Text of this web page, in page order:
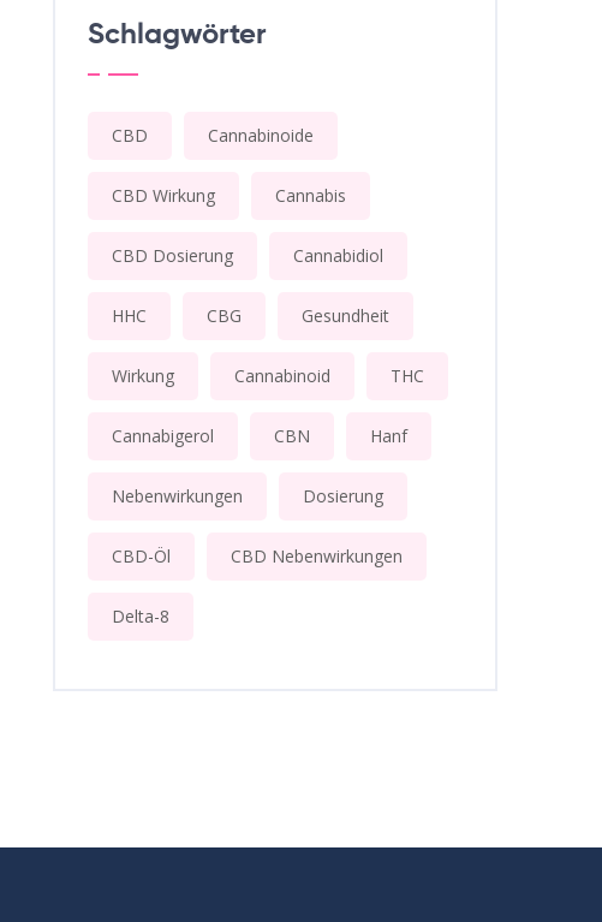
Schlagwörter
CBD Cannabinoide
CBD Wirkung Cannabis
CBD Dosierung Cannabidiol
HHC CBG Gesundheit
Wirkung Cannabinoid THC
Cannabigerol CBN Hanf
Nebenwirkungen Dosierung
CBD-Öl CBD Nebenwirkungen
Delta-8